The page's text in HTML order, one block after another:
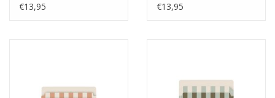
€13,95
€13,95